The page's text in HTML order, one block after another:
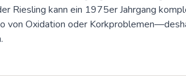
Riesling kann ein 1975er Jahrgang
Oxidation oder